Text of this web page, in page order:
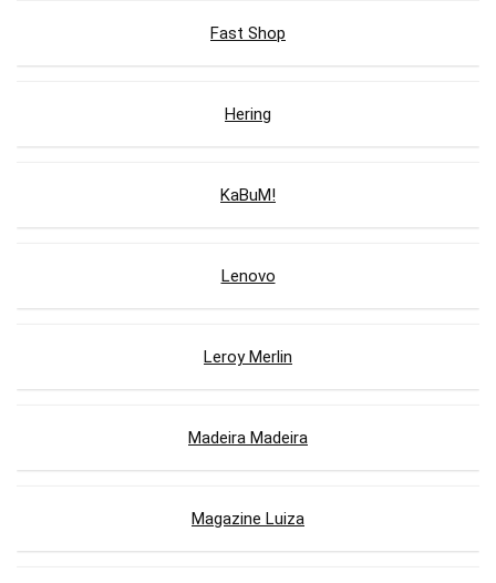
Fast Shop
Hering
KaBuM!
Lenovo
Leroy Merlin
Madeira Madeira
Magazine Luiza